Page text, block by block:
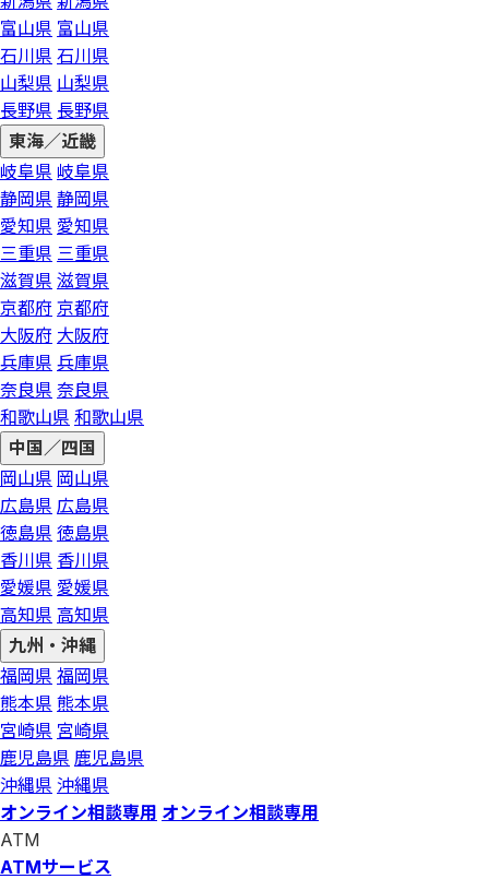
富山県 富山県
石川県 石川県
山梨県 山梨県
長野県 長野県
東海／近畿
岐阜県 岐阜県
静岡県 静岡県
愛知県 愛知県
三重県 三重県
滋賀県 滋賀県
京都府 京都府
大阪府 大阪府
兵庫県 兵庫県
奈良県 奈良県
和歌山県 和歌山県
中国／四国
岡山県 岡山県
広島県 広島県
徳島県 徳島県
香川県 香川県
愛媛県 愛媛県
高知県 高知県
九州・沖縄
福岡県 福岡県
熊本県 熊本県
宮崎県 宮崎県
鹿児島県 鹿児島県
沖縄県 沖縄県
オンライン相談専用 オンライン相談専用
ATM
ATMサービス